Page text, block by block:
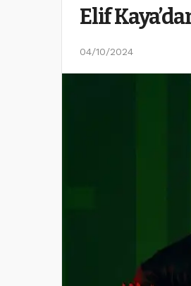
Elif
04/10/2024